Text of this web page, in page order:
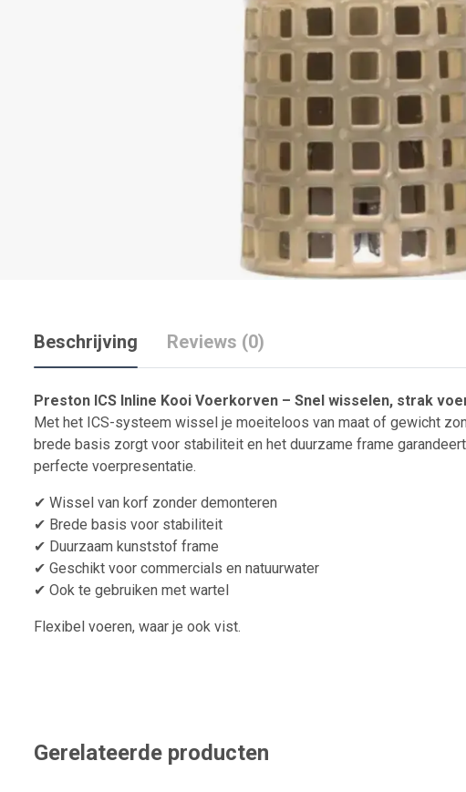
Beschrijving Reviews (0)
Preston ICS Inline Kooi Voerkorven – Snel wisselen, strak
Met het ICS-systeem wissel je moeiteloos van maat of gewicht
brede basis zorgt voor stabiliteit en het duurzame frame garandeert
perfecte voerpresentatie.
✔ Wissel van korf zonder demonteren
✔ Brede basis voor stabiliteit
✔ Duurzaam kunststof frame
✔ Geschikt voor commercials en natuurwater
✔ Ook te gebruiken met wartel
Flexibel voeren, waar je ook vist.
Gerelateerde producten